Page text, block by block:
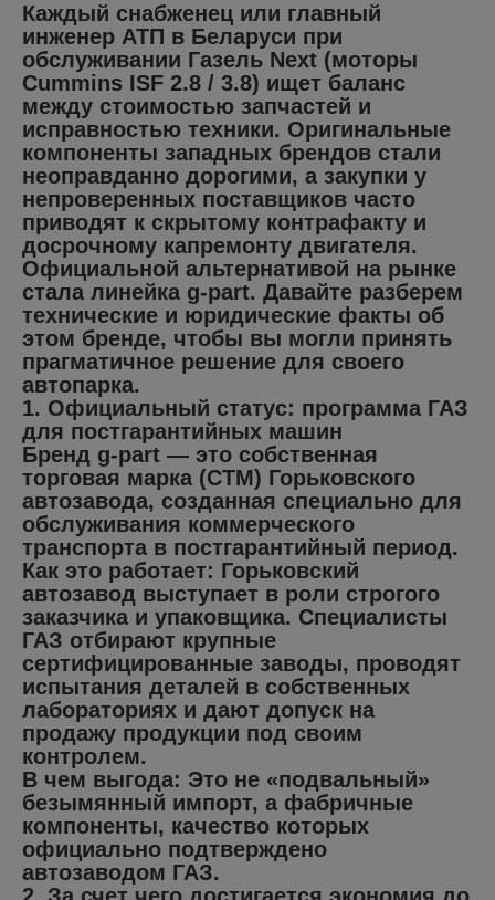
Каждый снабженец или главный
инженер АТП в Беларуси при
обслуживании Газель Next (моторы
Cummins ISF 2.8 / 3.8) ищет баланс
между стоимостью запчастей и
исправностью техники. Оригинальные
компоненты западных брендов стали
неоправданно дорогими, а закупки у
непроверенных поставщиков часто
приводят к скрытому контрафакту и
досрочному капремонту двигателя.
Официальной альтернативой на рынке
стала линейка g-part. Давайте разберем
технические и юридические факты об
этом бренде, чтобы вы могли принять
прагматичное решение для своего
автопарка.
1. Официальный статус: программа ГАЗ
для постгарантийных машин
Бренд g-part — это собственная
торговая марка (СТМ) Горьковского
автозавода, созданная специально для
обслуживания коммерческого
транспорта в постгарантийный период.
Как это работает: Горьковский
автозавод выступает в роли строгого
заказчика и упаковщика. Специалисты
ГАЗ отбирают крупные
сертифицированные заводы, проводят
испытания деталей в собственных
лабораториях и дают допуск на
продажу продукции под своим
контролем.
В чем выгода: Это не «подвальный»
безымянный импорт, а фабричные
компоненты, качество которых
официально подтверждено
автозаводом ГАЗ.